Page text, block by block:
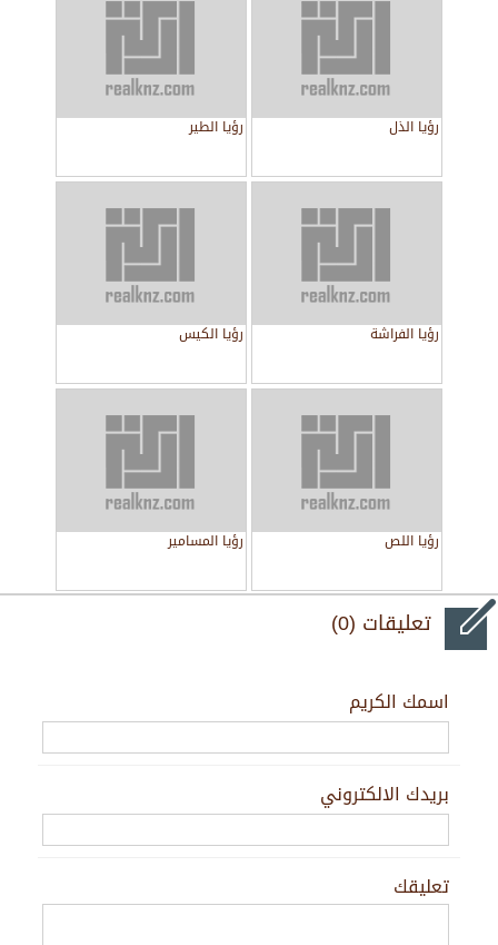
رؤيا الذل رؤيا الطير
رؤيا الفراشة رؤيا الكيس
رؤيا اللص رؤيا المسامير
تعليقات (0)
اسمك الكريم
بريدك الالكتروني
تعليقك